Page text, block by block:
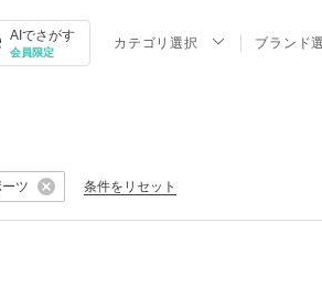
AIでさがす
会員限定
カテゴリ選択 ブランド
ツ 条件をリセット